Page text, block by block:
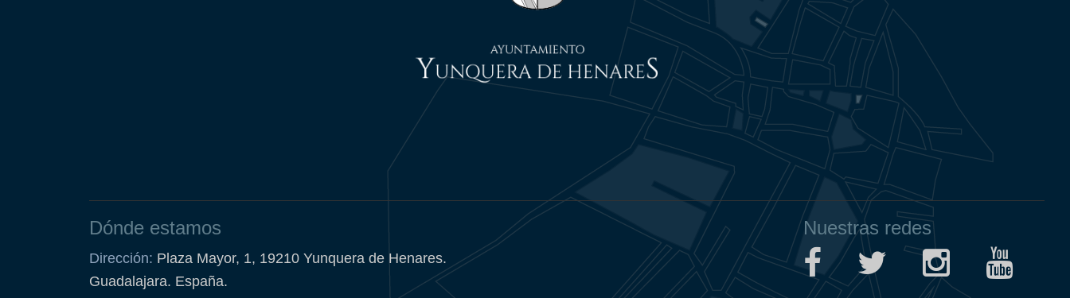
Dónde estamos
Dirección: Plaza Mayor, 1, 19210 Yunquera de Henares.
Guadalajara. España.
Nuestras redes